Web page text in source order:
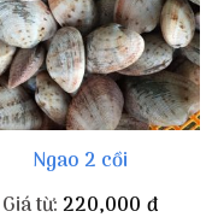
Ngao 2 cồi
Giá từ:220,000 đ